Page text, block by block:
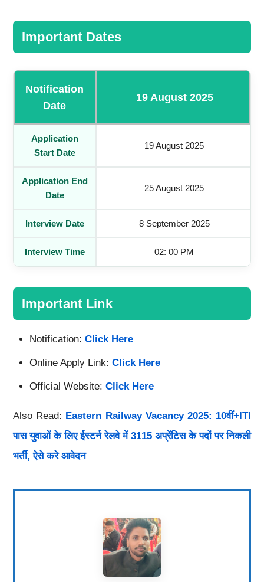
Important Dates
Notification
Date
19 August 2025
Application
Start Date
19 August 2025
Application End
Date
25 August 2025
Interview Date 8 September 2025
Interview Time 02: 00 PM
Important Link
Notification: Click Here
Online Apply Link: Click Here
Official Website: Click Here
Also Read: Eastern Railway Vacancy 2025: 10वीं+ITI
पास युवाओं के लिए ईस्टर्न रेलवे में 3115 अप्रेंटिस के पदों पर निकली
भर्ती, ऐसे करे आवेदन